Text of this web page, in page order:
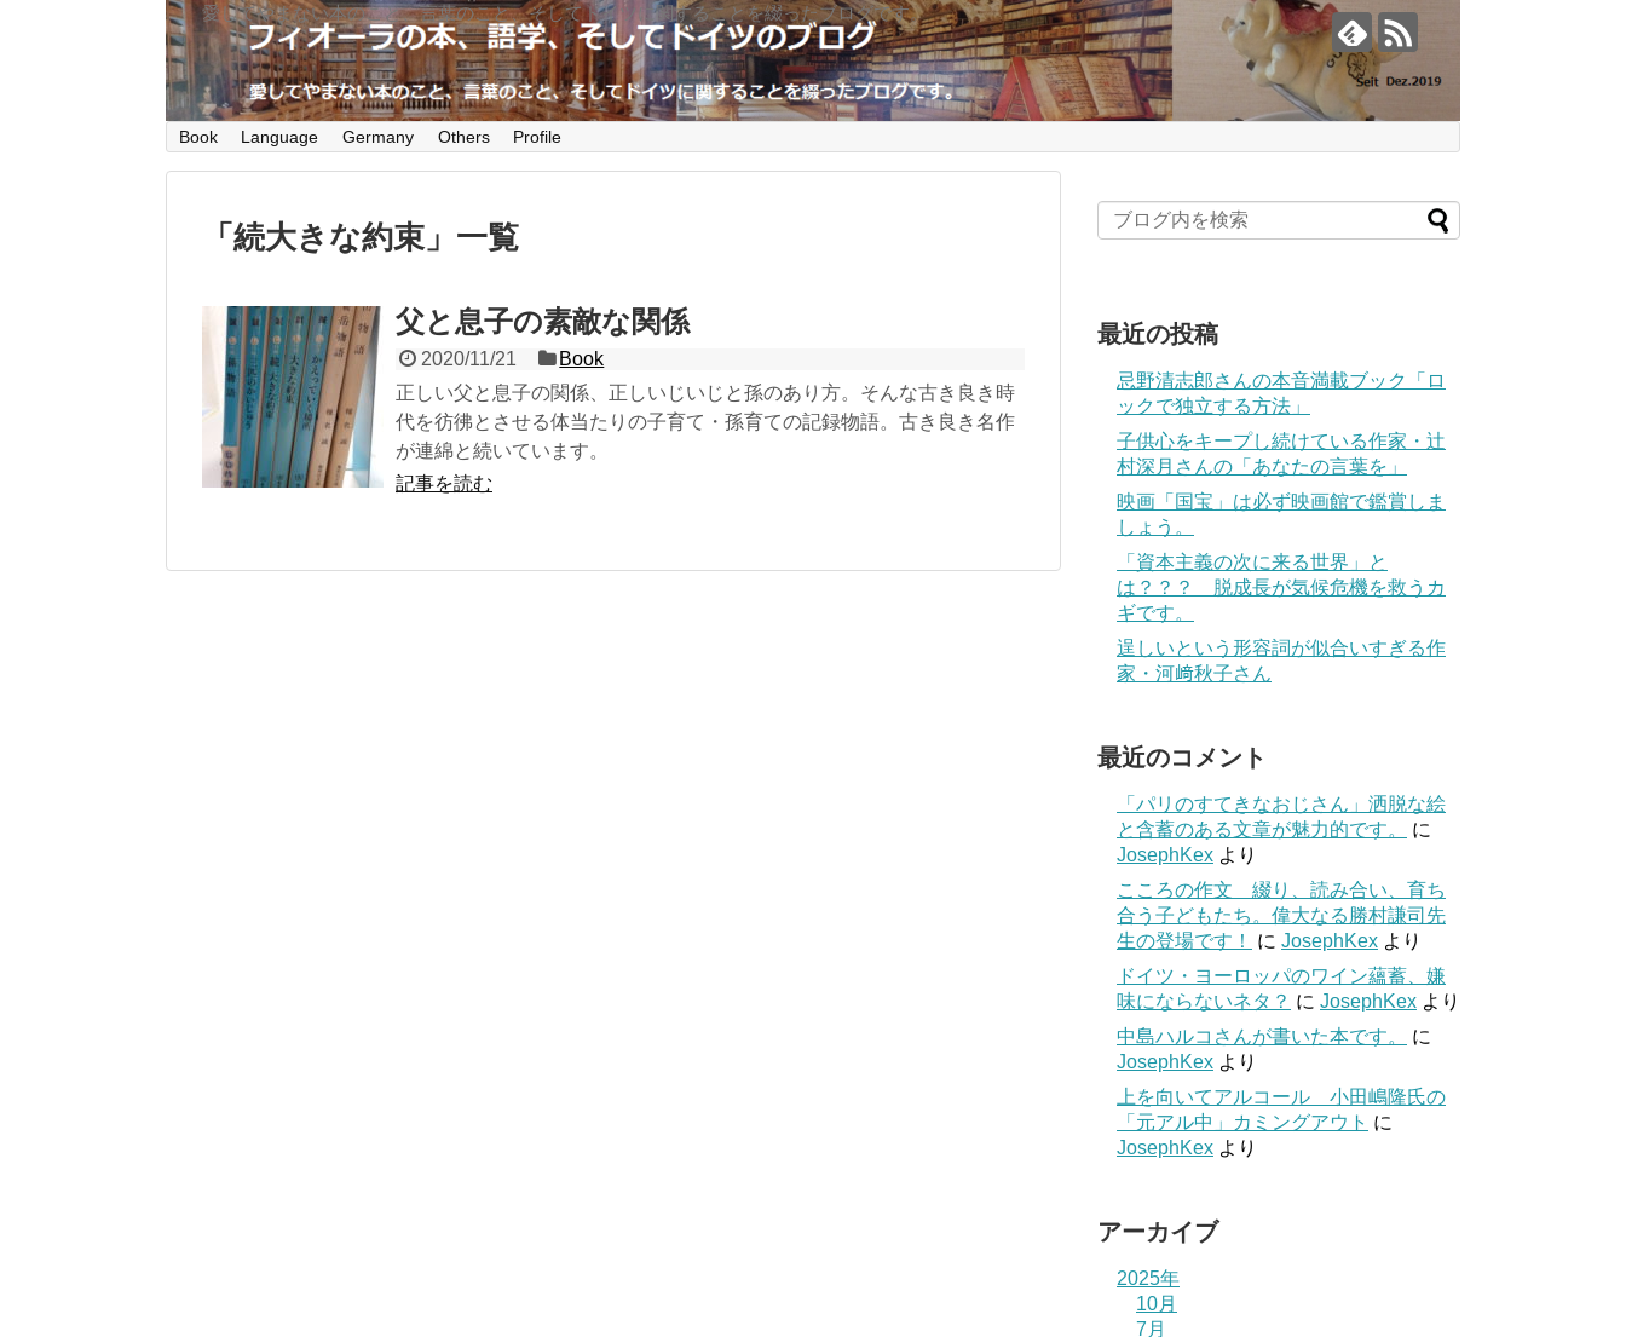
愛してやまない本のこと、言葉のこと、そしてドイツに関することを綴ったブログです。
Book Language Germany Others Profile
「 続大きな約束 」 一覧
父と息子の素敵な関係
2020/11/21
Book
正しい父と息子の関係、正しいじいじと孫のあり方。そんな古き良き時
代を彷彿とさせる体当たりの子育て・孫育ての記録物語。古き良き名作
が連綿と続いています。
記事を読む
最近の投稿
忌野清志郎さんの本音満載ブック「ロ
ックで独立する方法」
子供心をキープし続けている作家・辻
村深月さんの「あなたの言葉を」
映画「国宝」は必ず映画館で鑑賞しま
しょう。
「資本主義の次に来る世界」と
は？？？ 脱成長が気候危機を救うカ
ギです。
逞しいという形容詞が似合いすぎる作
家・河﨑秋子さん
最近のコメント
「パリのすてきなおじさん」洒脱な絵
と含蓄のある文章が魅力的です。
に
JosephKex より
こころの作文 綴り、読み合い、育ち
合う子どもたち。偉大なる勝村謙司先
生の登場です！
に JosephKex より
ドイツ・ヨーロッパのワイン蘊蓄、嫌
味にならないネタ？ に JosephKex より
中島ハルコさんが書いた本です。
に
JosephKex より
上を向いてアルコール 小田嶋隆氏の
「元アル中」カミングアウト に
JosephKex より
アーカイブ
2025年
10月
7月